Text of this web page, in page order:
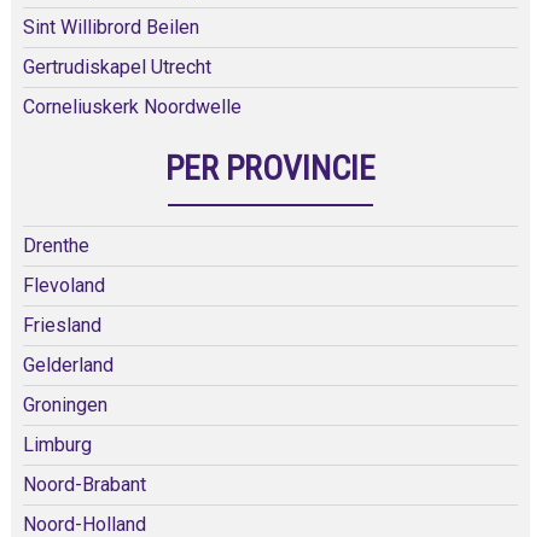
Sint Willibrord Beilen
Gertrudiskapel Utrecht
Corneliuskerk Noordwelle
PER PROVINCIE
Drenthe
Flevoland
Friesland
Gelderland
Groningen
Limburg
Noord-Brabant
Noord-Holland